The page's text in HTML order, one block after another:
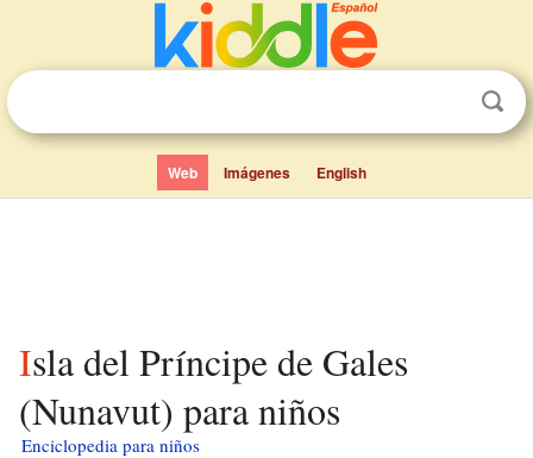
Web Imágenes English
Isla del Príncipe de Gales
(Nunavut) para niños
Enciclopedia para niños